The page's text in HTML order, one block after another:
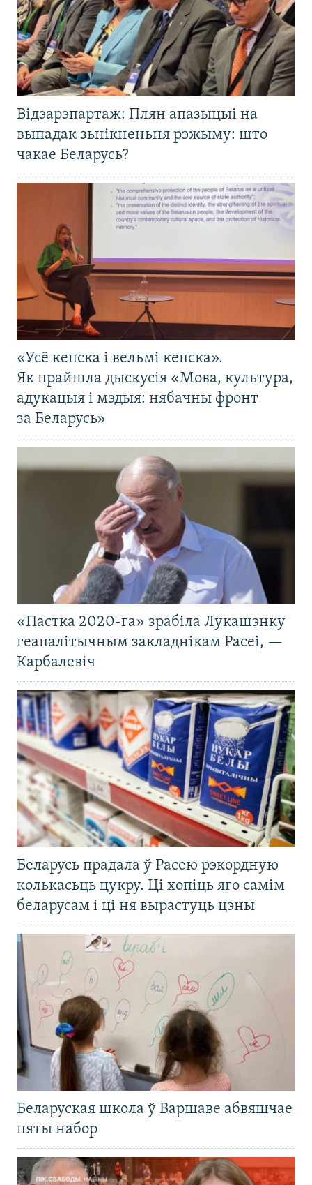
Відэарэпартаж: Плян апазыцыі на
выпадак зьнікненьня рэжыму: што
чакае Беларусь?
«Усё кепска і вельмі кепска».
Як прайшла дыскусія «Мова, культура,
адукацыя і мэдыя: нябачны фронт
за Беларусь»
«Пастка 2020-га» зрабіла Лукашэнку
геапалітычным закладнікам Расеі, —
Карбалевіч
Беларусь прадала ў Расею рэкордную
колькасьць цукру. Ці хопіць яго самім
беларусам і ці ня вырастуць цэны
Беларуская школа ў Варшаве абвяшчае
пяты набор